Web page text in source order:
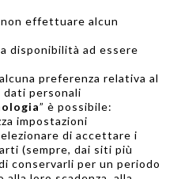
effettuare alcun
disponibilità ad essere
preferenza relativa al
personali
” è possibile:
impostazioni
di accettare i
(sempre, dai siti più
conservarli per un periodo